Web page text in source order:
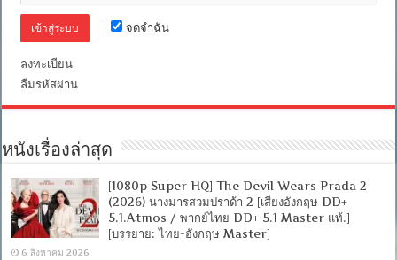
จดจำฉัน
ลงทะเบียน
ลืมรหัสผ่าน
หนังเรื่องล่าสุด
[1080p Super HQ] The Devil Wears Prada 2
(2026) นางมารสวมปราด้า 2 [เสียงอังกฤษ DD+
5.1.Atmos / พากย์ไทย DD+ 5.1 Master แท้.]
[บรรยาย: ไทย-อังกฤษ Master]
6 สิงหาคม 2026